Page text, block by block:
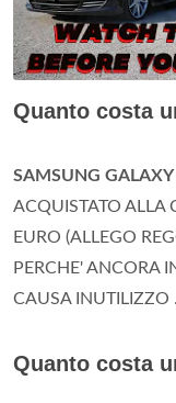
Quanto costa
SAMSUNG GALAXY
ACQUISTATO ALLA
EURO (ALLEGO
PERCHE' ANCORA
CAUSA INUTILIZZO
Quanto costa